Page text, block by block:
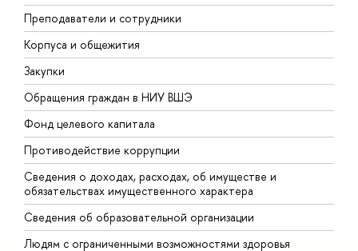
Преподаватели и сотрудники
Корпуса и общежития
Закупки
Обращения граждан в НИУ ВШЭ
Фонд целевого капитала
Противодействие коррупции
Сведения о доходах, расходах, об имуществе и
обязательствах имущественного характера
Сведения об образовательной организации
Людям с ограниченными возможностями здоровья